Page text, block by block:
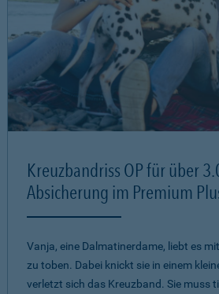
Kreuzbandriss OP für über
Absicherung im Premium
Vanja, eine Dalmatinerdame, liebt es
zu toben. Dabei knickt sie in einem
verletzt sich das Kreuzband. Sie muss